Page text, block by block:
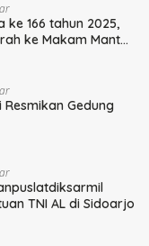
166 tahun 2025,
ke Makam Mantan
Gedung
TNI AL di Sidoarjo